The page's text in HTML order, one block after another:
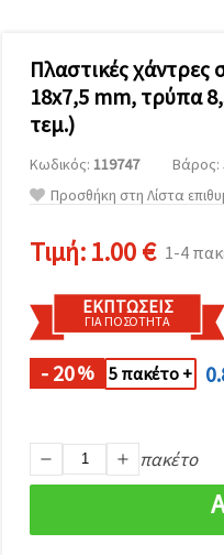
άλλων με
τη βοήθεια
συνεργατών
μας για
Μπορείτε
συμφωνήσετε
cookies
κάνοντας
ιστότοπο!
προτιμήσεις
σας στις
ρυθμίσεις
επιλέγοντας
Πλαστικές χάντρες
18x7,5 mm, τρύπα
τεμ.)
Κωδικός: 119747 Βάρος:
Προσθήκη στη Λίστα
Τιμή:1.00 € 1-4
ΕΚΠΤΏΣΕΙΣ
ΓΙΑ ΠΟΣΌΤΗΤΑ
- 20% 5 πακέτο +
πακέτο